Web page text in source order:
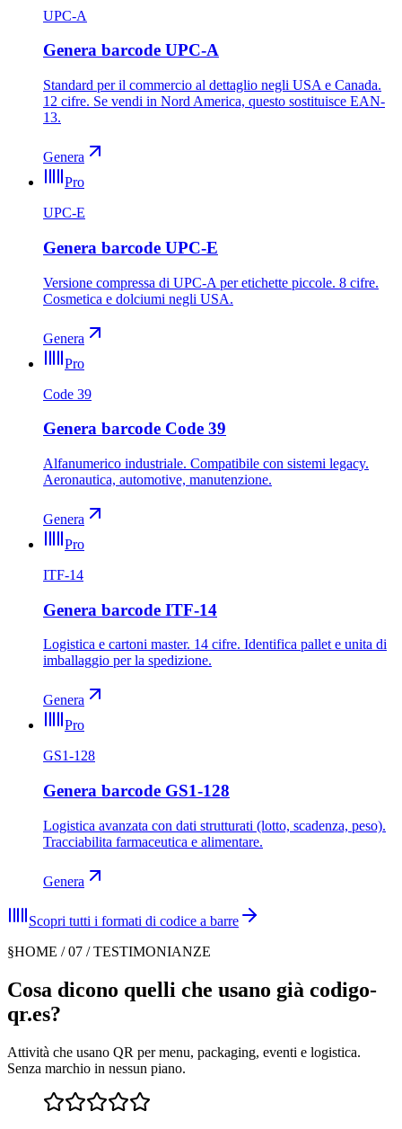
UPC-A
Genera barcode UPC-A
Standard per il commercio al dettaglio negli USA e Canada.
12 cifre. Se vendi in Nord America, questo sostituisce EAN-
13.
Genera
Pro
UPC-E
Genera barcode UPC-E
Versione compressa di UPC-A per etichette piccole. 8 cifre.
Cosmetica e dolciumi negli USA.
Genera
Pro
Code 39
Genera barcode Code 39
Alfanumerico industriale. Compatibile con sistemi legacy.
Aeronautica, automotive, manutenzione.
Genera
Pro
ITF-14
Genera barcode ITF-14
Logistica e cartoni master. 14 cifre. Identifica pallet e unita di
imballaggio per la spedizione.
Genera
Pro
GS1-128
Genera barcode GS1-128
Logistica avanzata con dati strutturati (lotto, scadenza, peso).
Tracciabilita farmaceutica e alimentare.
Genera
Scopri tutti i formati di codice a barre
§HOME / 07 / TESTIMONIANZE
Cosa dicono quelli che usano già codigo-
qr.es?
Attività che usano QR per menu, packaging, eventi e logistica.
Senza marchio in nessun piano.